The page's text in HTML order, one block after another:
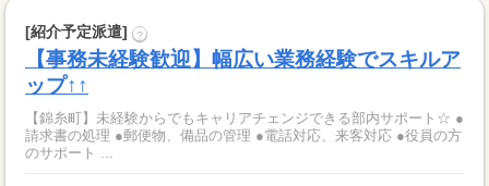
[紹介予定派遣] ?
【事務未経験歓迎】幅広い業務経験でスキルア
ップ↑↑
【錦糸町】未経験からでもキャリアチェンジできる部内サポート☆ ●
請求書の処理 ●郵便物、備品の管理 ●電話対応、来客対応 ●役員の方
のサポート ...